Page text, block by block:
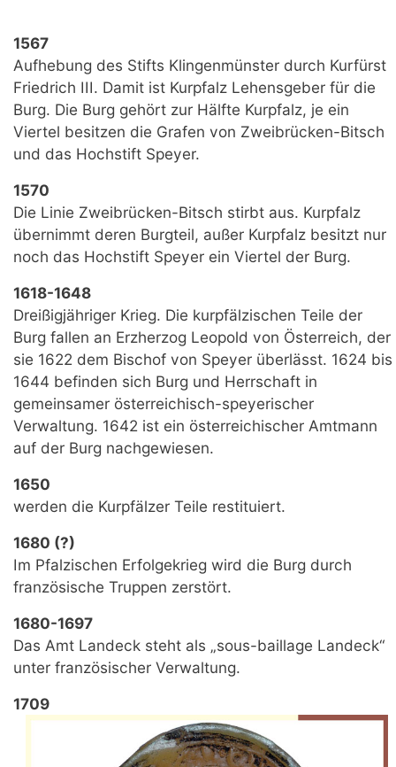
1567
Aufhebung des Stifts Klingenmünster durch Kurfürst
Friedrich III. Damit ist Kurpfalz Lehensgeber für die
Burg. Die Burg gehört zur Hälfte Kurpfalz, je ein
Viertel besitzen die Grafen von Zweibrücken-Bitsch
und das Hochstift Speyer.
1570
Die Linie Zweibrücken-Bitsch stirbt aus. Kurpfalz
übernimmt deren Burgteil, außer Kurpfalz besitzt nur
noch das Hochstift Speyer ein Viertel der Burg.
1618-1648
Dreißigjähriger Krieg. Die kurpfälzischen Teile der
Burg fallen an Erzherzog Leopold von Österreich, der
sie 1622 dem Bischof von Speyer überlässt. 1624 bis
1644 befinden sich Burg und Herrschaft in
gemeinsamer österreichisch-speyerischer
Verwaltung. 1642 ist ein österreichischer Amtmann
auf der Burg nachgewiesen.
1650
werden die Kurpfälzer Teile restituiert.
1680 (?)
Im Pfalzischen Erfolgekrieg wird die Burg durch
französische Truppen zerstört.
1680-1697
Das Amt Landeck steht als „sous-baillage Landeck“
unter französischer Verwaltung.
1709